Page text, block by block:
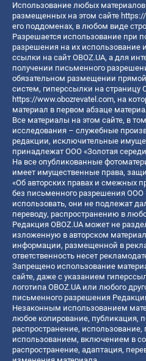
Использование любых
размещенных на этом сайте
его поддоменах, в любом виде
Разрешается использование при
разрешения на их использование
ссылки на сайт OBOZ.UA, а для
получении письменного
обязательном размещении
систем, гиперссылки на страницу
https://www.obozrevatel.com, на
материал в первом абзаце
Все материалы на этом сайте, в
исследования – служебные
редакции, исключительные
принадлежат ООО «Золотая
На все опубликованные
имеет имущественные права,
«Об авторских правах и смежных
без письменного разрешения ООО
использовать, они не подлежат
переводу, распространению в
Редакция OBOZ.UA может не
изложенную в авторском
информации, размещенной в
ответственность несет
Запрещено использование
сайте, даже с указанием
логотипа OBOZ.UA или любого
письменного разрешения
Незаконным использованием
любое копирование, публикация,
распространение, использование,
использованием, включением в
распространение, адаптация,